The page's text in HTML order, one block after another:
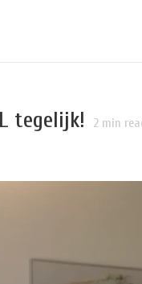
tegelijk! 2 min